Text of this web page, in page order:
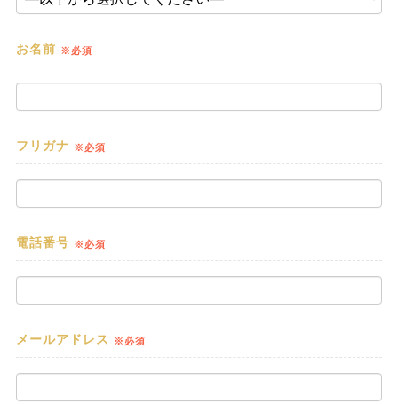
お名前 ※必須
フリガナ ※必須
電話番号 ※必須
メールアドレス ※必須